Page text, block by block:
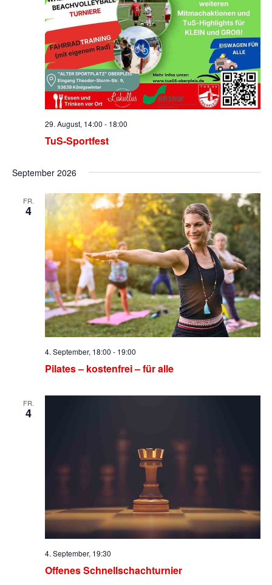
TuS-Sportfest
29. August, 14:00 - 18:00
September 2026
FR.
4
Pilates – kostenfrei – für alle
4. September, 18:00 - 19:00
FR.
4
Offenes Schnellschachturnier
4. September, 19:30